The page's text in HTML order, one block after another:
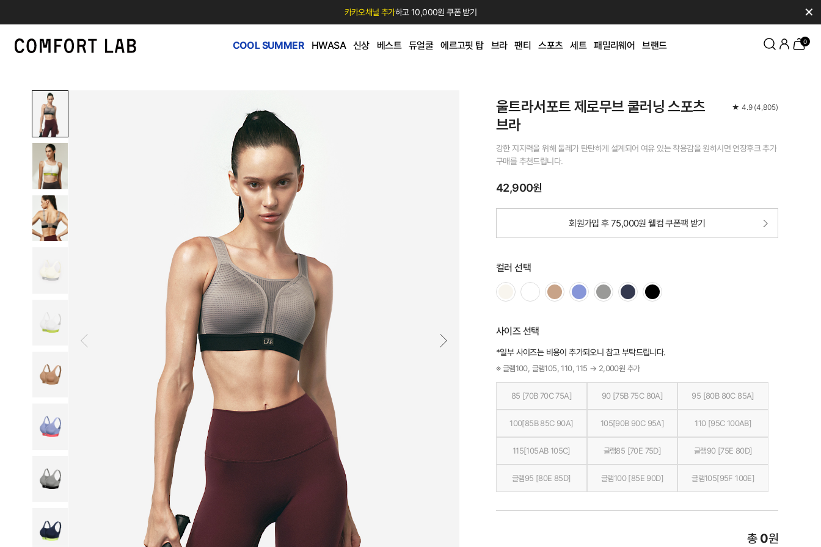
카카오채널 추가하고 10,000원 쿠폰 받기 ✕
COOL SUMMER HWASA 신상 베스트 듀얼쿨 에르고핏 탑 브라 팬티 스포츠 세트 패밀리웨어 브랜드 0
울트라서포트 제로무브 쿨러닝 스포츠
브라
★ 4.9 (4,805)
강한 지지력을 위해 둘레가 탄탄하게 설계되어 여유 있는 착용감을 원하시면 연장후크 추가
구매를 추천드립니다.
42,900원
회원가입 후 75,000원 웰컴 쿠폰팩 받기
컬러 선택
사이즈 선택
*일부 사이즈는 비용이 추가되오니 참고 부탁드립니다.
※ 글램100, 글램105, 110, 115 → 2,000원 추가
85 [70B 70C 75A] 90 [75B 75C 80A] 95 [80B 80C 85A]
100[85B 85C 90A] 105[90B 90C 95A] 110 [95C 100AB]
115[105AB 105C] 글램85 [70E 75D] 글램90 [75E 80D]
글램95 [80E 85D] 글램100 [85E 90D] 글램105[95F 100E]
총 0원